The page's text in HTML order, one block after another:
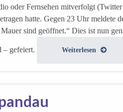
oder Fernsehen mitverfolgt
hatte. Gegen 23 Uhr meldete
sind geöffnet.“ Dies ist nun
gefeiert. Weiterlesen